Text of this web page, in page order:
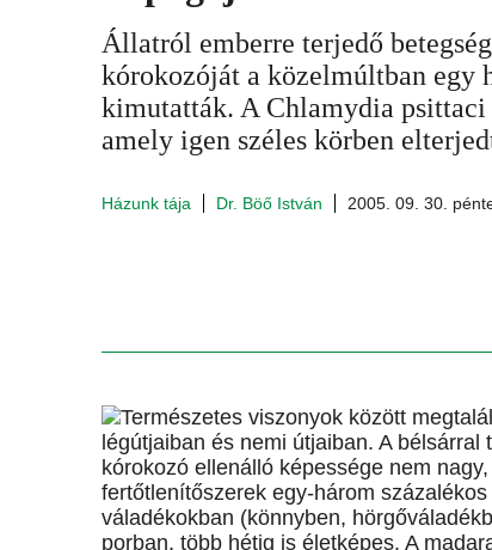
Állatról emberre terjedő
kórokozóját a közelmúltban egy
kimutatták. A Chlamydia
amely igen széles körben
Házunk tája Dr. Böő István 2005. 09. 30.
Természetes viszonyok között
légútjaiban és nemi útjaiban. A
kórokozó ellenálló képessége nem
fertőtlenítőszerek egy-három
váladékokban (könnyben,
porban, több hétig is életképes. A